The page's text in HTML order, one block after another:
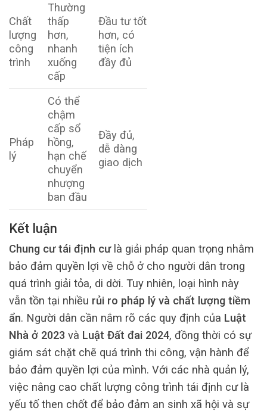
Chất
lượng
công
trình
Thường
thấp
hơn,
nhanh
xuống
cấp
Đầu tư tốt
hơn, có
tiện ích
đầy đủ
Pháp
lý
Có thể
chậm
cấp sổ
hồng,
hạn chế
chuyển
nhượng
ban đầu
Đầy đủ,
dễ dàng
giao dịch
Kết luận
Chung cư tái định cưlà giải pháp quan trọng nhằm
bảo đảm quyền lợi về chỗ ở cho người dân trong
quá trình giải tỏa, di dời. Tuy nhiên, loại hình này
vẫn tồn tại nhiều rủi ro pháp lý và chất lượng tiềm
ẩn. Người dân cần nắm rõ các quy định của Luật
Nhà ở 2023 và Luật Đất đai 2024, đồng thời có sự
giám sát chặt chẽ quá trình thi công, vận hành để
bảo đảm quyền lợi của mình. Với các nhà quản lý,
việc nâng cao chất lượng công trình tái định cư là
yếu tố then chốt để bảo đảm an sinh xã hội và sự